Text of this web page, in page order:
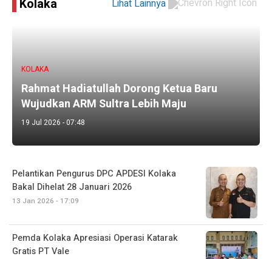
Kolaka Lihat Lainnya
KOLAKA
Rahmat Hadiatullah Dorong Ketua Baru
Wujudkan ARM Sultra Lebih Maju
19 Jul 2026 - 07:48
Pelantikan Pengurus DPC APDESI Kolaka
Bakal Dihelat 28 Januari 2026
13 Jan 2026 - 17:09
Pemda Kolaka Apresiasi Operasi Katarak
Gratis PT Vale